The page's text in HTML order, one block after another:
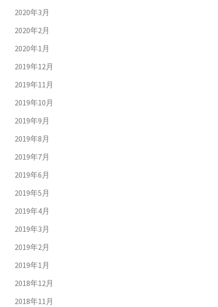
2020年3月
2020年2月
2020年1月
2019年12月
2019年11月
2019年10月
2019年9月
2019年8月
2019年7月
2019年6月
2019年5月
2019年4月
2019年3月
2019年2月
2019年1月
2018年12月
2018年11月